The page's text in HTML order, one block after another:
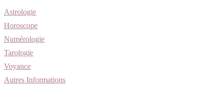
Astrologie
Horoscope
Numérologie
Tarologie
Voyance
Autres Informations